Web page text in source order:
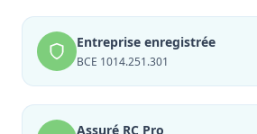
Entreprise enregistrée
BCE 1014.251.301
Assuré RC Pro